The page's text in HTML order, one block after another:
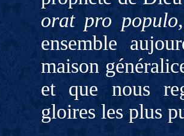
orat pro
ensemble
maison
et que nous
gloires les plus